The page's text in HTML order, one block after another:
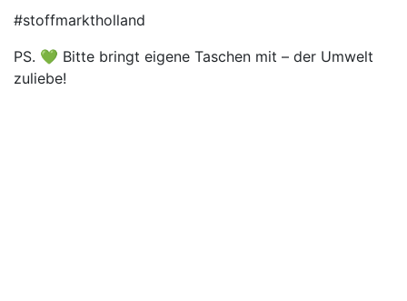
#stoffmarktholland
PS. 💚 Bitte bringt eigene Taschen mit – der Umwelt
zuliebe!